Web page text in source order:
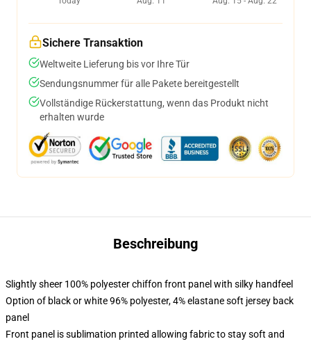
Sichere Transaktion
Weltweite Lieferung bis vor Ihre Tür
Sendungsnummer für alle Pakete bereitgestellt
Vollständige Rückerstattung, wenn das Produkt nicht
erhalten wurde
Beschreibung
Slightly sheer 100% polyester chiffon front panel with silky handfeel
Option of black or white 96% polyester, 4% elastane soft jersey back
panel
Front panel is sublimation printed allowing fabric to stay soft and